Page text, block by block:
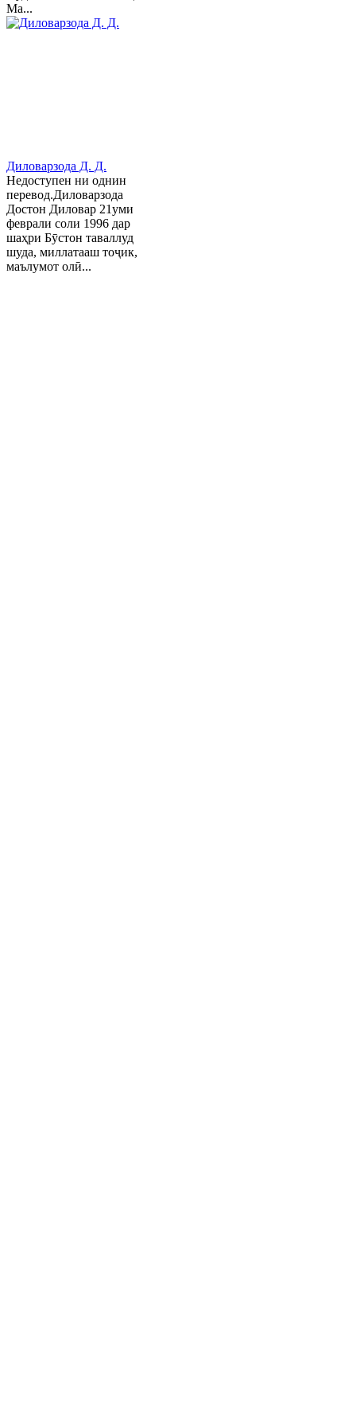
Ма...
Диловарзода Д. Д.
Недоступен ни однин
перевод.Диловарзода
Достон Диловар 21уми
феврали соли 1996 дар
шаҳри Бӯстон таваллуд
шуда, миллатааш тоҷик,
маълумот олӣ...